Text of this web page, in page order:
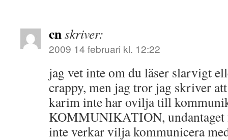
cnskriver:
2009 14 februari kl. 12:22
jag vet inte om du läser slarvigt
crappy, men jag tror jag skriver
karim inte har ovilja till
KOMMUNIKATION, undantaget
inte verkar vilja kommunicera